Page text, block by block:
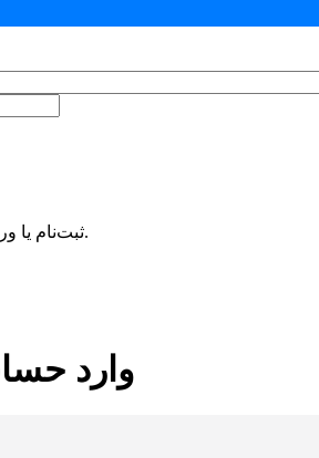
ثبت‌نام یااست.
وارد